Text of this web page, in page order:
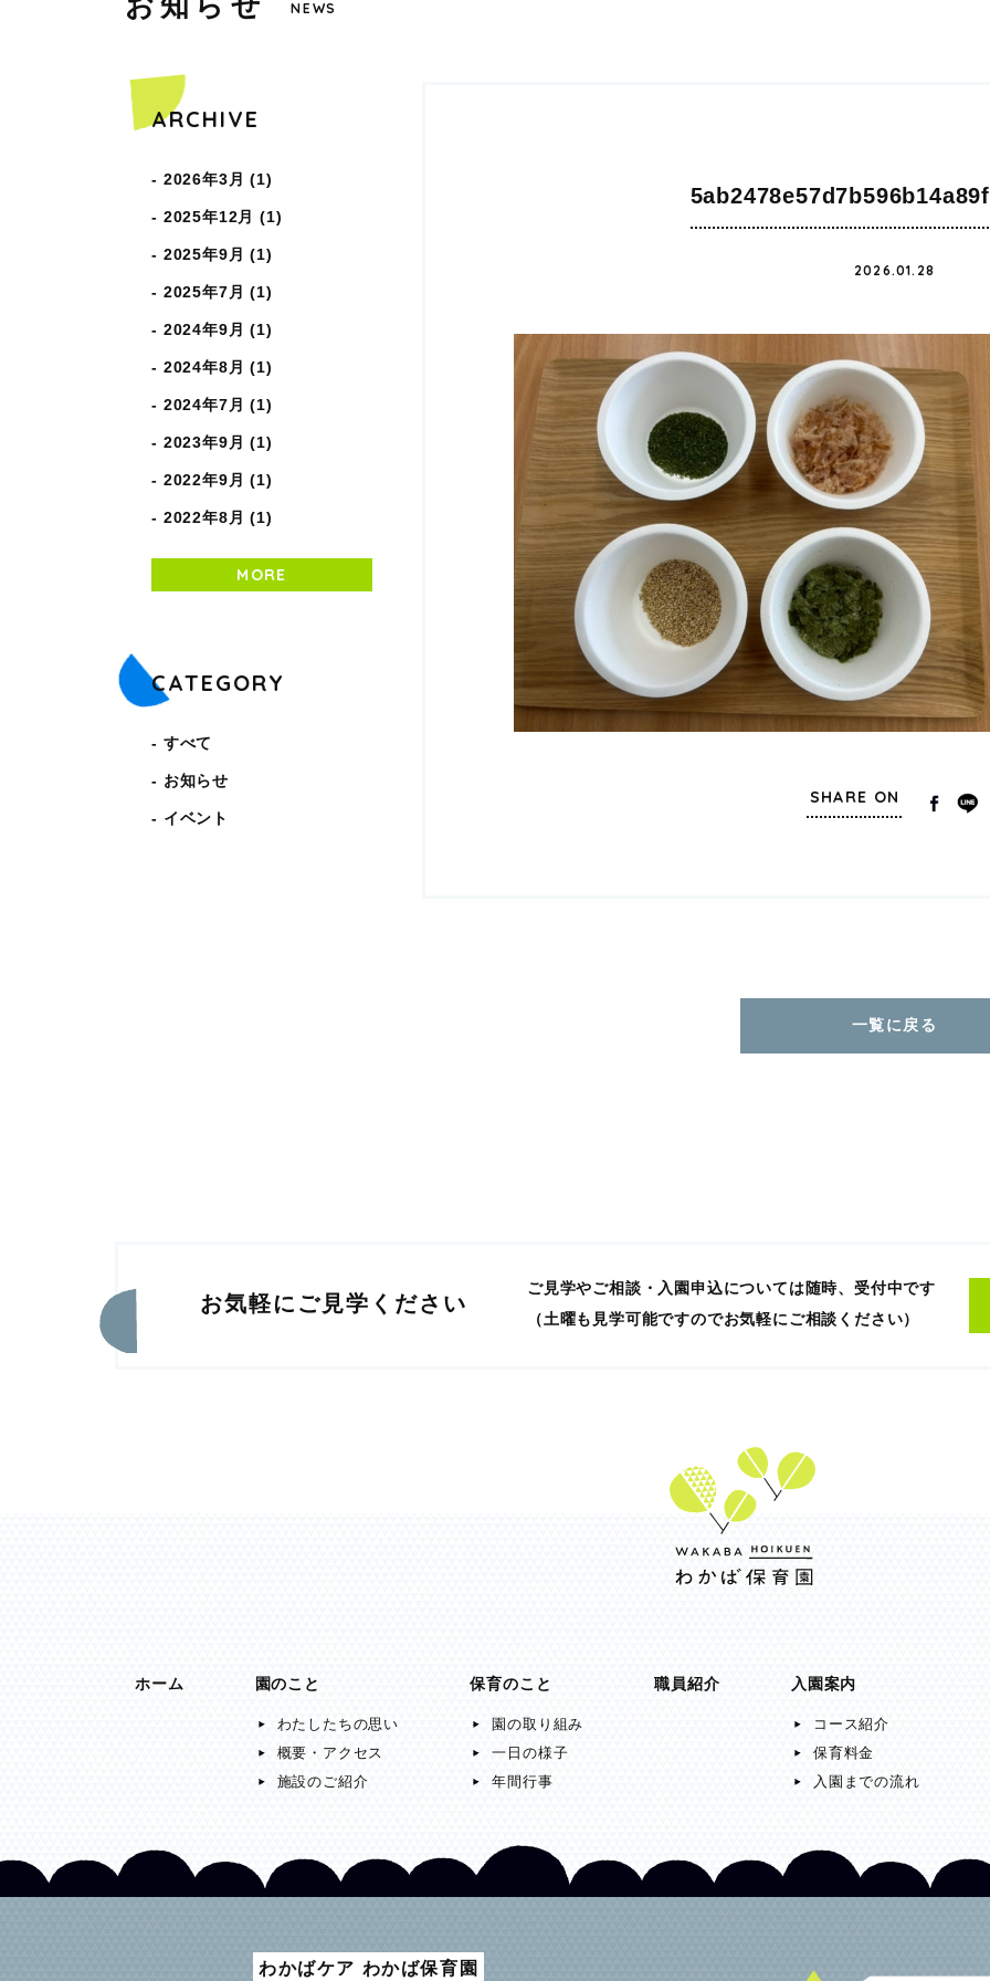
NEWS
2026.01.28
SHARE ON
一覧に戻る
ARCHIVE
2026年3月 (1)
2025年12月 (1)
2025年9月 (1)
2025年7月 (1)
2024年9月 (1)
2024年8月 (1)
2024年7月 (1)
2023年9月 (1)
2022年9月 (1)
2022年8月 (1)
MORE
CATEGORY
すべて
お知らせ
イベント
お気軽にご見学ください
ご見学やご相談・入園申込については随時、受付中です
（土曜も見学可能ですのでお気軽にご相談ください）
ホーム 園のこと
わたしたちの思い
概要・アクセス
施設のご紹介
保育のこと
園の取り組み
一日の様子
年間行事
職員紹介 入園案内
コース紹介
保育料金
入園までの流れ
わかばケア わかば保育園